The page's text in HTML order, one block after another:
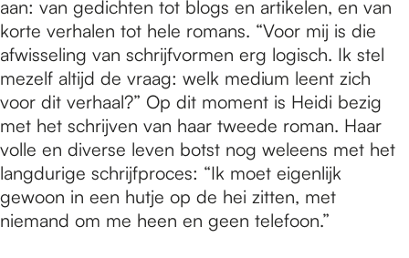
aan: van gedichten tot blogs en artikelen, en van
korte verhalen tot hele romans. “Voor mij is die
afwisseling van schrijfvormen erg logisch. Ik stel
mezelf altijd de vraag: welk medium leent zich
voor dit verhaal?” Op dit moment is Heidi bezig
met het schrijven van haar tweede roman. Haar
volle en diverse leven botst nog weleens met het
langdurige schrijfproces: “Ik moet eigenlijk
gewoon in een hutje op de hei zitten, met
niemand om me heen en geen telefoon.”